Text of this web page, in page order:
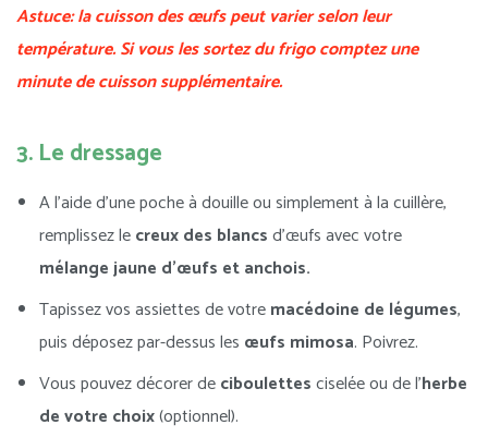
Astuce: la cuisson des œufs peut varier selon leur
température. Si vous les sortez du frigo comptez une
minute de cuisson supplémentaire.
3. Le dressage
A l’aide d’une poche à douille ou simplement à la cuillère,
remplissez lecreux des blancsd’œufs avec votre
mélange jaune d’œufs et anchois.
Tapissez vos assiettes de votremacédoine de légumes,
puis déposez par-dessus les œufs mimosa. Poivrez.
Vous pouvez décorer deciboulettesciselée ou de l’herbe
de votre choix(optionnel).